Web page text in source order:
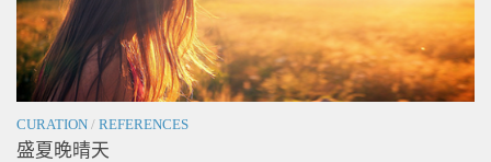
CURATION / REFERENCES
盛夏晚晴天